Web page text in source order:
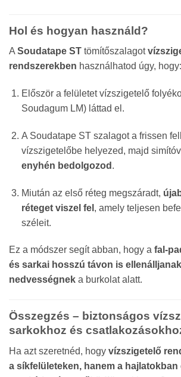
Hol és hogyan használd?
A Soudatape ST tömítőszalagot
rendszerekben használhatod úgy, hogy:
Először a felületet vízszigetelő
Soudagum LM) láttad el.
A Soudatape ST szalagot a frissen
vízszigetelőbe helyezed, majd
enyhén bedolgozod .
Miután az első réteg megszáradt,
réteget viszel fel , amely teljesen
széleit.
Ez a módszer segít abban, hogy a fal-
és sarkai hosszú távon is
nedvességnek a burkolat alatt.
Összegzés – biztonságos
sarkokhoz és
Ha azt szeretnéd, hogy vízszigetelő
a síkfelületeken, hanem a